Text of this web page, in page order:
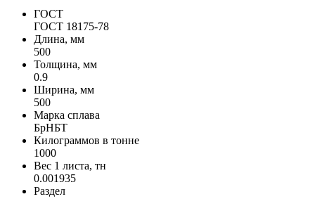
ГОСТ
ГОСТ 18175-78
Длина, мм
500
Толщина, мм
0.9
Ширина, мм
500
Марка сплава
БрНБТ
Килограммов в тонне
1000
Вес 1 листа, тн
0.001935
Раздел